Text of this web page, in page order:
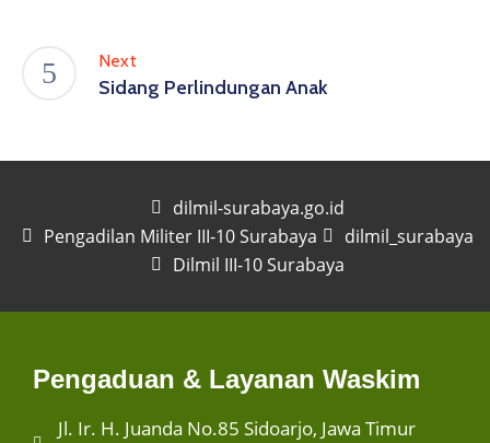
Next
Sidang Perlindungan Anak
dilmil-surabaya.go.id
Pengadilan Militer III-10 Surabaya
dilmil_surabaya
Dilmil III-10 Surabaya
Pengaduan & Layanan Waskim
Jl. Ir. H. Juanda No.85 Sidoarjo, Jawa Timur